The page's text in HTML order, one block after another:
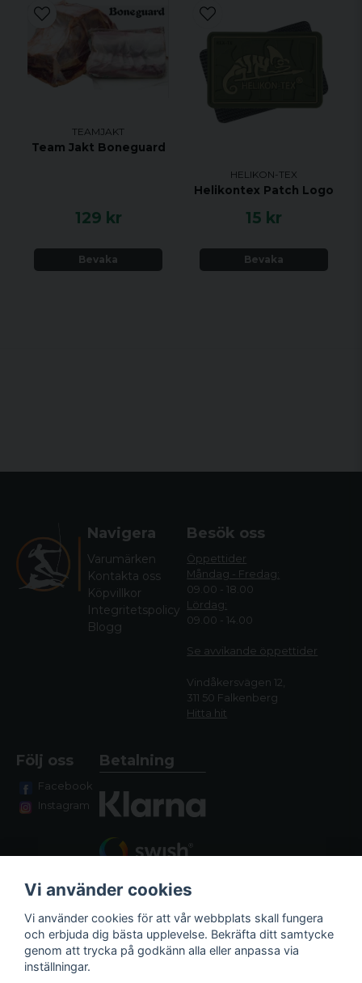
TEAMJAKT
Team Jakt Boneguard
129 kr
Bevaka
HELIKON-TEX
Helikontex Patch Logo
15 kr
Bevaka
Navigera
Varumärken
Kontakta oss
Köpvillkor
Integritetspolicy
Blogg
Besök oss
Öppettider
Måndag - Fredag:
09.00 - 18.00
Lördag:
09.00 - 14.00
Se avvikande öppettider
Vindåkersvägen 12,
311 50 Falkenberg
Hitta hit
Följ oss
Facebook
Instagram
Betalning
Fraktalternativ
Vi använder cookies
Vi använder cookies för att vår webbplats skall fungera
och erbjuda dig bästa upplevelse. Bekräfta ditt samtycke
genom att trycka på godkänn alla eller anpassa via
inställningar.